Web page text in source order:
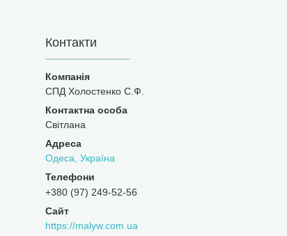
Контакти
СПД Холостенко С.Ф.
Світлана
Одеса, Україна
+380 (97) 249-52-56
https://malyw.com.ua